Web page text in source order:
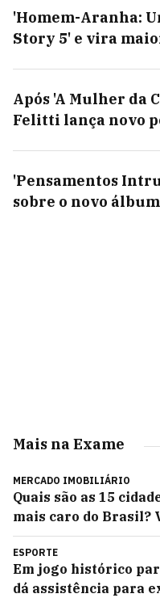
'Homem-Aranha:
Story 5' e vira
Após 'A Mulher da
Felitti lança novo
'Pensamentos
sobre o novo
Mais na Exame
MERCADO IMOBILIÁRIO
Quais são as 15
mais caro do Brasil?
ESPORTE
Em jogo histórico
dá assistência para